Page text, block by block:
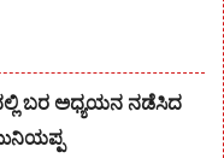
ಬರ ಅಧ್ಯಯನ ನಡೆಸಿದ